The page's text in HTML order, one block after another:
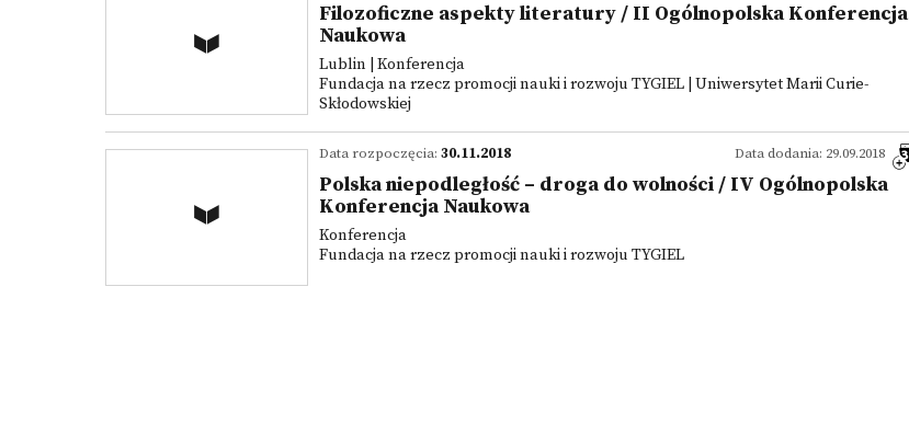
Filozoficzne aspekty literatury / II Ogólnopolska Konferencja
Naukowa
Lublin | Konferencja
Fundacja na rzecz promocji nauki i rozwoju TYGIEL | Uniwersytet Marii Curie-
Skłodowskiej
Data dodania: 29.09.2018
Data rozpoczęcia: 30.11.2018
Polska niepodległość – droga do wolności / IV Ogólnopolska
Konferencja Naukowa
Konferencja
Fundacja na rzecz promocji nauki i rozwoju TYGIEL